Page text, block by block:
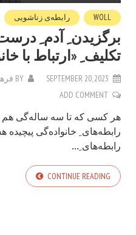
WOLL رابطه‌ی زناشویی
برگزیدن ِ آدم
تکلیف ِ «ارتباط با
SEPTEMBER 20, 2023
BY
ADD COMMENT
هر کسی که تا سه ساله‌گی هم
رابطه‌های ِ خانواده‌گی پیچیده
رابطه‌های ِ...
CONTINUE READING